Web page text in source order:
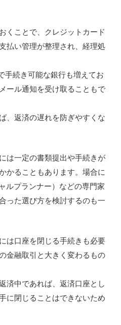
くことで、クレジットカード
払い管理が整理され、経理処
手続き可能な銀行も増えてお
ール通知を受け取ることもで
、返済の遅れを防ぎやすくな
は一定の書類提出や手続きが
かることもあります。場合に
ルプランナー）などの専門家
った選び方を検討するのも一
は口座を閉じる手続きも必要
金融取引と大きく変わるもの
済中であれば、返済口座とし
に閉じることはできないため